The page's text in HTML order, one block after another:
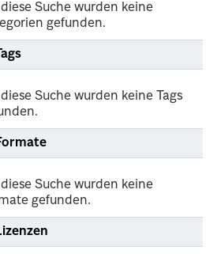
diese Suche wurden keine
gefunden.
diese Suche wurden keine Tags
diese Suche wurden keine
gefunden.